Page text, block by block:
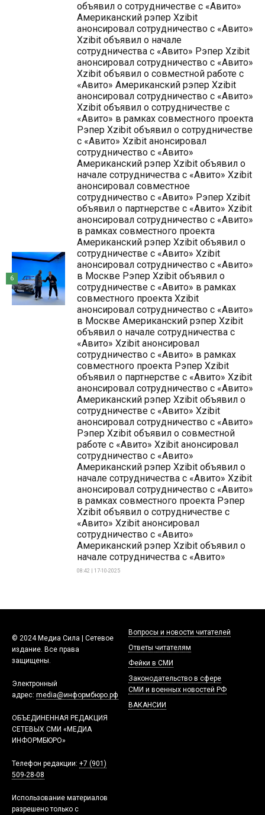
объявил о сотрудничестве с «Авито»
Американский рэпер Xzibit
анонсировал сотрудничество с «Авито»
Xzibit объявил о начале
сотрудничества с «Авито» Рэпер Xzibit
анонсировал сотрудничество с «Авито»
Xzibit объявил о совместной работе с
«Авито» Американский рэпер Xzibit
анонсировал сотрудничество с «Авито»
Xzibit объявил о сотрудничестве с
«Авито» в рамках совместного проекта
Рэпер Xzibit объявил о сотрудничестве
с «Авито» Xzibit анонсировал
сотрудничество с «Авито»
Американский рэпер Xzibit объявил о
начале сотрудничества с «Авито» Xzibit
анонсировал совместное
сотрудничество с «Авито» Рэпер Xzibit
объявил о партнерстве с «Авито» Xzibit
анонсировал сотрудничество с «Авито»
в рамках совместного проекта
Американский рэпер Xzibit объявил о
сотрудничестве с «Авито» Xzibit
анонсировал сотрудничество с «Авито»
в Москве Рэпер Xzibit объявил о
сотрудничестве с «Авито» в рамках
совместного проекта Xzibit
анонсировал сотрудничество с «Авито»
в Москве Американский рэпер Xzibit
объявил о начале сотрудничества с
«Авито» Xzibit анонсировал
сотрудничество с «Авито» в рамках
совместного проекта Рэпер Xzibit
объявил о партнерстве с «Авито» Xzibit
анонсировал сотрудничество с «Авито»
Американский рэпер Xzibit объявил о
сотрудничестве с «Авито» Xzibit
анонсировал сотрудничество с «Авито»
Рэпер Xzibit объявил о совместной
работе с «Авито» Xzibit анонсировал
сотрудничество с «Авито»
Американский рэпер Xzibit объявил о
начале сотрудничества с «Авито» Xzibit
анонсировал сотрудничество с «Авито»
в рамках совместного проекта Рэпер
Xzibit объявил о сотрудничестве с
«Авито» Xzibit анонсировал
сотрудничество с «Авито»
Американский рэпер Xzibit объявил о
начале сотрудничества с «Авито»
08:42 | 17-10-2025
6
© 2024 Медиа Сила | Сетевое
издание. Все права
защищены.
Электронный
адрес: media@информбюро.рф
ОБЪЕДИНЕННАЯ РЕДАКЦИЯ
СЕТЕВЫХ СМИ «МЕДИА
ИНФОРМБЮРО»
Телефон редакции: +7 (901)
509-28-08
Использование материалов
разрешено только с
Вопросы и новости читателей
Ответы читателям
Фейки в СМИ
Законодательство в сфере
СМИ и военных новостей РФ
ВАКАНСИИ